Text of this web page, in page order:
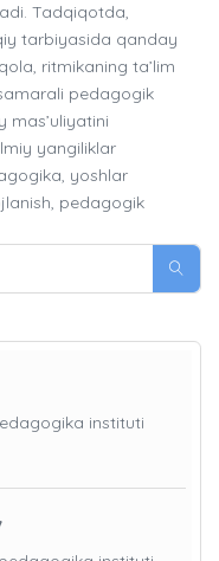
Tadqiqotda,
tarbiyasida qanday
ritmikaning ta’lim
pedagogik
mas’uliyatini
yangiliklar
yoshlar
pedagogik
instituti